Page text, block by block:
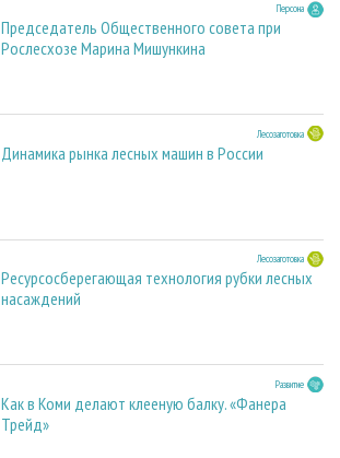
Персона
Председатель Общественного совета при
Рослесхозе Марина Мишункина
Лесозаготовка
Динамика рынка лесных машин в России
Лесозаготовка
Ресурсосберегающая технология рубки лесных
насаждений
Развитие
Как в Коми делают клееную балку. «Фанера
Трейд»